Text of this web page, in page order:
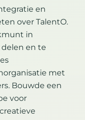
en
over TalentO.
in
en te
met
Bouwde een
voor